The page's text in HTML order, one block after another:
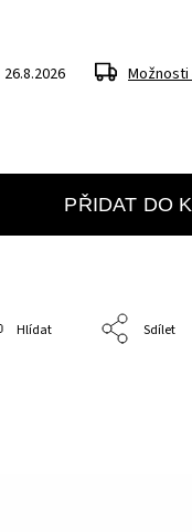
26.8.2026
PŘIDAT DO
Hlídat Sdílet